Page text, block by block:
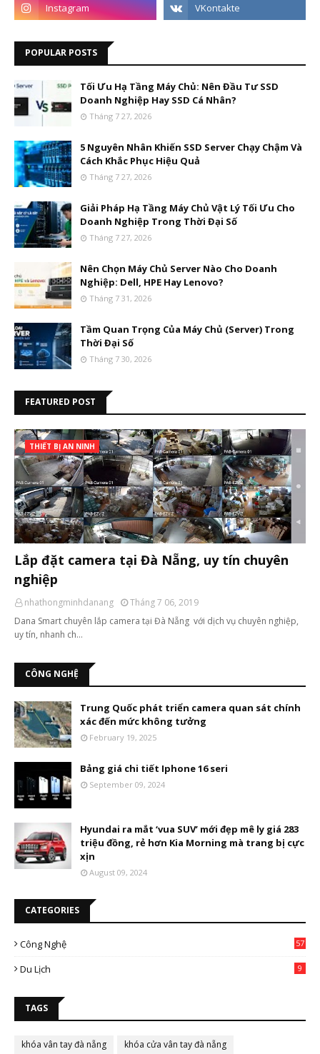
POPULAR POSTS
Tối Ưu Hạ Tầng Máy Chủ: Nên Đầu Tư SSD
Doanh Nghiệp Hay SSD Cá Nhân?
Tháng 7 27, 2026
5 Nguyên Nhân Khiến SSD Server Chạy Chậm Và
Cách Khắc Phục Hiệu Quả
Tháng 7 27, 2026
Giải Pháp Hạ Tầng Máy Chủ Vật Lý Tối Ưu Cho
Doanh Nghiệp Trong Thời Đại Số
Tháng 7 27, 2026
Nên Chọn Máy Chủ Server Nào Cho Doanh
Nghiệp: Dell, HPE Hay Lenovo?
Tháng 7 31, 2026
Tầm Quan Trọng Của Máy Chủ (Server) Trong
Thời Đại Số
Tháng 7 30, 2026
FEATURED POST
THIẾT BỊ AN NINH
Lắp đặt camera tại Đà Nẵng, uy tín chuyên
nghiệp
nhathongminhdanang
Tháng 7 06, 2019
Dana Smart chuyên lắp camera tại Đà Nẵng với dịch vụ chuyên nghiệp,
uy tín, nhanh ch…
CÔNG NGHỆ
Trung Quốc phát triển camera quan sát chính
xác đến mức không tưởng
February 19, 2025
Bảng giá chi tiết Iphone 16 seri
September 09, 2024
Hyundai ra mắt ‘vua SUV’ mới đẹp mê ly giá 283
triệu đồng, rẻ hơn Kia Morning mà trang bị cực
xịn
August 09, 2024
CATEGORIES
Công Nghệ 57
Du Lịch 9
TAGS
khóa vân tay đà nẵng
khóa cửa vân tay đà nẵng